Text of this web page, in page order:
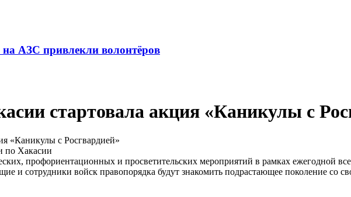
АЗС привлекли волонтёров
стартовала акция «Каникулы с
по Хакасии
профориентационных и просветительских мероприятий в рамках ежегодной
и сотрудники войск правопорядка будут знакомить подрастающее поколение со